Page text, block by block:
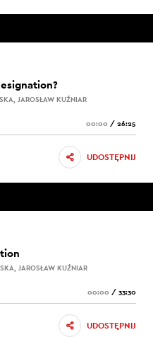
JAROSŁAW KUŹNIAR
00:00 / 26:25
UDOSTĘPNIJ
JAROSŁAW KUŹNIAR
00:00 / 33:30
UDOSTĘPNIJ